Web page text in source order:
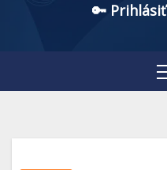
🔑 Prihlásiť